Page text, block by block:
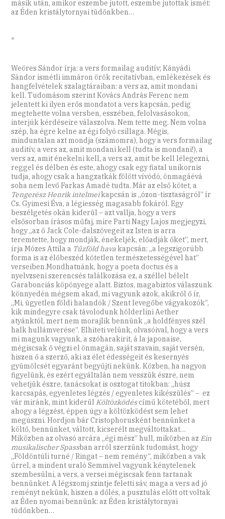
másik után, amikor eszembe jutott, eszembe jutottak ismét:
az Éden kristálytornyai tüdőnkben…
*
Weöres Sándor írja: a vers formailag auditív; Kányádi
Sándor ismétli immáron örök recitatívban, emlékezések és
hangfelvételek szalagtáraiban: a vers az, amit mondani
kell. Tudomásom szerint Kovács András Ferenc nem
jelentett ki ilyen erős mondatot a vers kapcsán, pedig
megtehette volna versben, esszében, felolvasásokon,
interjúk kérdéseire válaszolva. Nem tette meg. Nem volna
szép, ha égre kelne az égi folyó csillaga. Mégis,
minduntalan azt mondja (számomra), hogy a vers formailag
auditív, a vers az, amit mondani kell (tudta is mondani!), a
vers az, amit énekelni kell, a vers az, amit be kell lélegezni,
reggel és délben és este, ahogy csak egy fiatal unikornis
tudja, ahogy csak a hangzatkák fölött vívódó, önmagáévá
soha nem levő Farkas Amadé tudta. Már az első kötet, a
Tengerész Henrik intelmeikapcsán is „ózon-tisztaságról” ír
Cs. Gyimesi Éva, a légiesség magasabb fokáról. Egy
beszélgetés okán kiderül – azt vallja, hogy a vers
elsősorban írásos műfaj, mire Parti Nagy Lajos megjegyzi,
hogy „az ő Jack Cole-dalszövegeit az Isten is arra
teremtette, hogy mondják, énekeljék, előadják őket”, mert,
írja Mózes Attila a Tűzföld hava kapcsán: „a legszigorúbb
forma is az élőbeszéd kötetlen természetességével hat”
verseiben.Mondhatnánk, hogy a poeta doctus és a
nyelvzseni szerencsés találkozása ez, a széllel bélelt
Garabonciás köpönyege alatt. Biztos, magabiztos válaszunk
könnyedén mégsem akad, mi vagyunk azok, akikről ő ír,
„Mi, ügyetlen földi halandók / Szent levegőbe vágyakozók”,
kik mindegyre csak távolodunk hölderlini Aether
atyánktól, mert nem morajlik bennünk „a holdfényes szél
halk hullámverése”. Elhiteti velünk, olvasóival, hogy a vers
mi magunk vagyunk, a szóharakirit, á la japonaise,
mégiscsak ő végzi el önmagán, saját szavain, saját versén,
hiszen ő a szerző, aki az élet édességeit és kesernyés
gyümölcsét egyaránt begyűjti nekünk. Közben, ha nagyon
figyelünk, és ezért egyáltalán nem vesszük észre, nem
vehetjük észre, tanácsokat is osztogat titokban: „húsz
karcsapás, egyenletes légzés / egyenletes kikészülés” – ez
vár miránk, mint kiderül Költözködéscímű kötetéből, mert
ahogy a légzést, éppen úgy a költözködést sem lehet
megúszni. Hordjon bár Cristophorusként bennünket a
költő, bennünket, váltott, kicserélt megváltottakat…
Miközben az olvasó arcára „égi mész” hull, miközben az Ein
musikalischer Spassban arról szerzünk tudomást, hogy
„Földöntúli turné / Ringat – nem remény”, miközben a vak
űrrel, a mindent uraló Semmivel vagyunk kénytelenek
szembesülni, a vers, a versei mégiscsak fenn tartanak
bennünket. A légszomj szintje feletti sáv, maga a vers ad jó
reményt nekünk, hiszen a dőlés, a pusztulás előtt ott voltak
az Éden nyomai bennünk: az Éden kristálytornyai
tüdőnkben…